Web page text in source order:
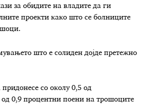
за обидите на владите да ги
проекти како што се болниците
што е солиден дојде претежно
со околу 0,5 од
од 0,9 процентни поени на трошоците